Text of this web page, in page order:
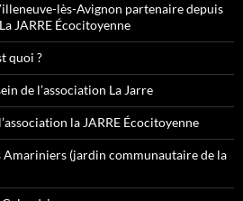
lès-Avignon partenaire depuis
JARRE Écocitoyenne
quoi ?
de l’association La Jarre
la JARRE Écocitoyenne
Amariniers (jardin communautaire de la